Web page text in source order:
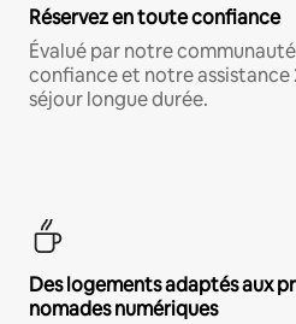
Réservez en toute confiance
Évalué par notre
confiance et notre
séjour longue durée.
Des logements adaptés aux
nomades numériques